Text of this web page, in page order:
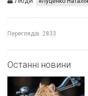
Переглядів: 2833
Останні новини